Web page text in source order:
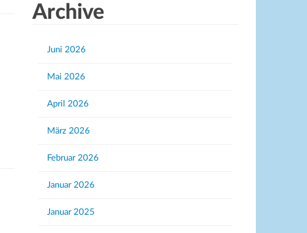
rArchive
Juni 2026
Mai 2026
April 2026
März 2026
Februar 2026
Januar 2026
Januar 2025